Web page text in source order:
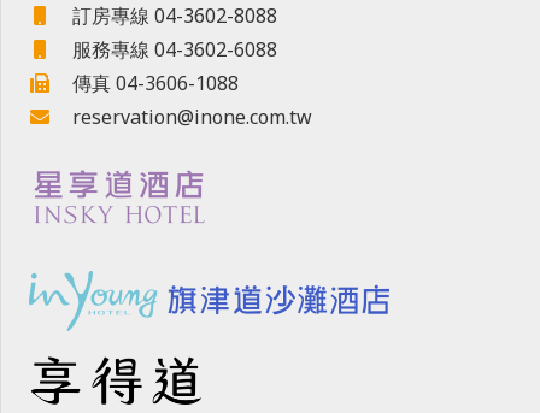
訂房專線 04-3602-8088
服務專線 04-3602-6088
傳真 04-3606-1088
reservation@inone.com.tw